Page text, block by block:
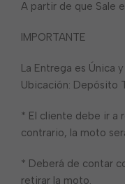
A partir de que Sale
IMPORTANTE
La Entrega es Única
Ubicación: Depósito
* El cliente debe ir a
contrario, la moto
* Deberá de contar
retirar la moto.